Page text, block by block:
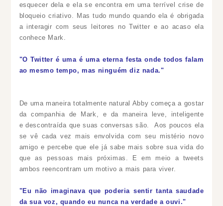
esquecer dela e ela se encontra em uma terrível crise de
bloqueio criativo. Mas tudo mundo quando ela é obrigada
a interagir com seus leitores no Twitter e ao acaso ela
conhece Mark.
"O Twitter é uma é uma eterna festa onde todos falam
ao mesmo tempo, mas ninguém diz nada."
De uma maneira totalmente natural Abby começa a gostar
da companhia de Mark, e da maneira leve, inteligente
e descontraída que suas conversas são. Aos poucos ela
se vê cada vez mais envolvida com seu mistério novo
amigo e percebe que ele já sabe mais sobre sua vida do
que as pessoas mais próximas. E em meio a tweets
ambos reencontram um motivo a mais para viver.
"Eu não imaginava que poderia sentir tanta saudade
da sua voz, quando eu nunca na verdade a ouvi."